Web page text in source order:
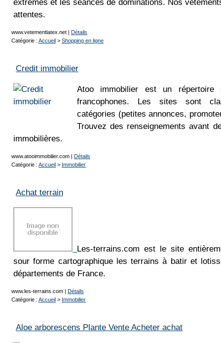
extrêmes et les séances de dominations. Nos
attentes.
www.vetementlatex.net | Détails
Catégorie : Accueil > Shopping en ligne
Credit immobilier
Atoo immobilier est un répertoire
francophones. Les sites sont
catégories (petites annonces,
Trouvez des renseignements avant
immobilières.
www.atooimmobilier.com | Détails
Catégorie : Accueil > Immobilier
Achat terrain
Les-terrains.com est le site
sour forme cartographique les terrains à batir et
départements de France.
www.les-terrains.com | Détails
Catégorie : Accueil > Immobilier
Aloe arborescens Plante Vente Acheter achat